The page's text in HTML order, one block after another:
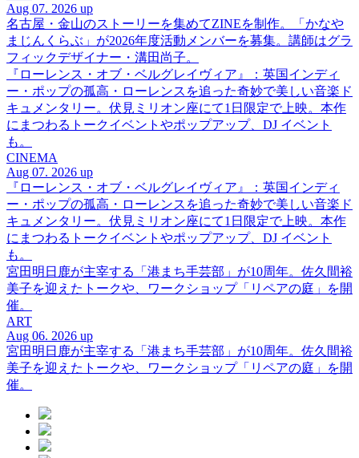
Aug 07. 2026 up
名古屋・金山のストーリーを集めてZINEを制作。「かなや
まじんくらぶ」が2026年度活動メンバーを募集。講師はグラ
フィックデザイナー・溝田尚子。
『ローレンス・オブ・ベルグレイヴィア』：英国インディ
ー・ポップの孤高・ローレンスを追った奇妙で美しい音楽ド
キュメンタリー。伏見ミリオン座にて1日限定で上映。本作
にまつわるトークイベントやポップアップ、DJ イベント
も。
CINEMA
Aug 07. 2026 up
『ローレンス・オブ・ベルグレイヴィア』：英国インディ
ー・ポップの孤高・ローレンスを追った奇妙で美しい音楽ド
キュメンタリー。伏見ミリオン座にて1日限定で上映。本作
にまつわるトークイベントやポップアップ、DJ イベント
も。
宮田明日鹿が主宰する「港まち手芸部」が10周年。佐久間裕
美子を迎えたトークや、ワークショップ「リペアの庭」を開
催。
ART
Aug 06. 2026 up
宮田明日鹿が主宰する「港まち手芸部」が10周年。佐久間裕
美子を迎えたトークや、ワークショップ「リペアの庭」を開
催。